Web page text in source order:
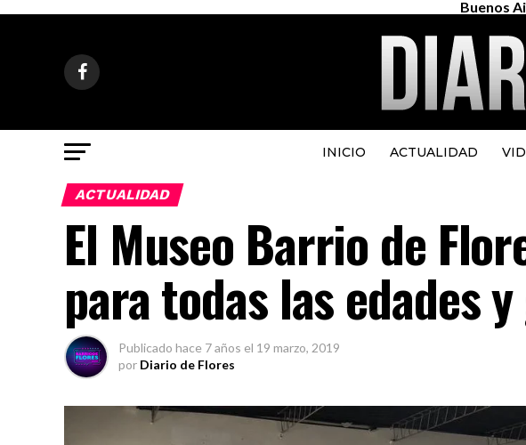
Buenos
INICIO ACTUALIDAD
ACTUALIDAD
El Museo Barrio de
para todas las edades
Publicado hace 7 años el 19 marzo, 2019
por Diario de Flores